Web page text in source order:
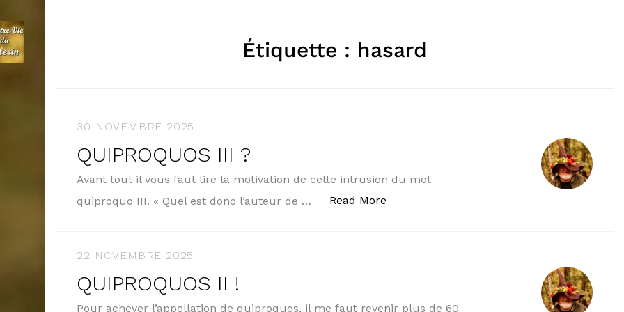
Étiquette : hasard
30 NOVEMBRE 2025
QUIPROQUOS III ?
Avant tout il vous faut lire la motivation de cette intrusion du mot
quiproquo III. « Quel est donc l’auteur de …
Read More
22 NOVEMBRE 2025
QUIPROQUOS II !
Pour achever l’appellation de quiproquos, il me faut revenir plus de 60